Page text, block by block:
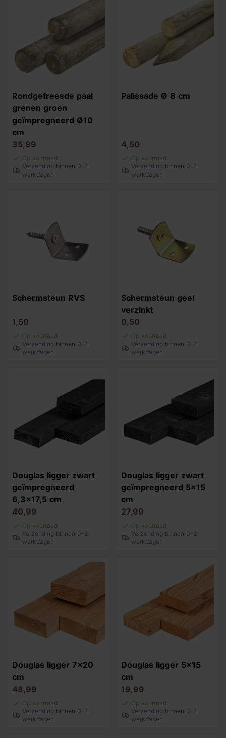
Rondgefreesde paal
grenen groen
geïmpregneerd Ø10
cm
35,99
Op voorraad
Verzending binnen 0-2
werkdagen
Palissade Ø 8 cm
4,50
Op voorraad
Verzending binnen 0-2
werkdagen
Schermsteun RVS
1,50
Op voorraad
Verzending binnen 0-2
werkdagen
Schermsteun geel
verzinkt
0,50
Op voorraad
Verzending binnen 0-2
werkdagen
Douglas ligger zwart
geïmpregneerd
6,3x17,5 cm
40,99
Op voorraad
Verzending binnen 0-2
werkdagen
Douglas ligger zwart
geïmpregneerd 5x15
cm
27,99
Op voorraad
Verzending binnen 0-2
werkdagen
Douglas ligger 7x20
cm
48,99
Op voorraad
Verzending binnen 0-2
werkdagen
Douglas ligger 5x15
cm
19,99
Op voorraad
Verzending binnen 0-2
werkdagen